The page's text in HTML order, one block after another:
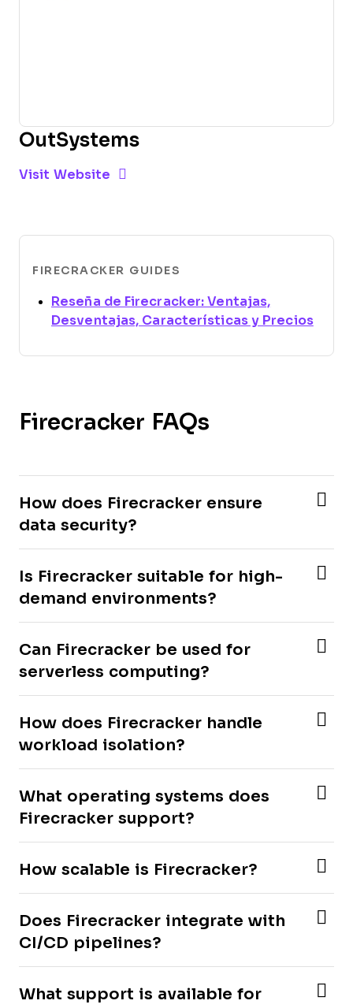
OutSystems
Visit Website Opens New Window
FIRECRACKER GUIDES
Reseña de Firecracker: Ventajas,
Desventajas, Características y Precios
Firecracker FAQs
How does Firecracker ensure
data security?
Is Firecracker suitable for high-
demand environments?
Can Firecracker be used for
serverless computing?
How does Firecracker handle
workload isolation?
What operating systems does
Firecracker support?
How scalable is Firecracker?
Does Firecracker integrate with
CI/CD pipelines?
What support is available for